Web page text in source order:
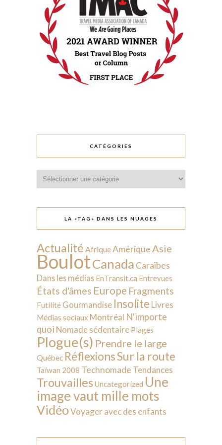
CATÉGORIES
LA «TAG» DANS LES NUAGES
Actualité AfriqueAmériqueAsie
BoulotCanada Caraïbes
Dans les médias EnTransit.ca Entrevues
États d'âmes Europe Fragments
Futilité Gourmandise Insolite Livres
Médias sociaux Montréal N'importe
quoi Nomade sédentaire Plages
Plogue(s) Prendre le large
Québec RéflexionsSur la route
Taïwan 2008 Technomade Tendances
Trouvailles Uncategorized Une
image vaut mille mots
VidéoVoyager avec des enfants